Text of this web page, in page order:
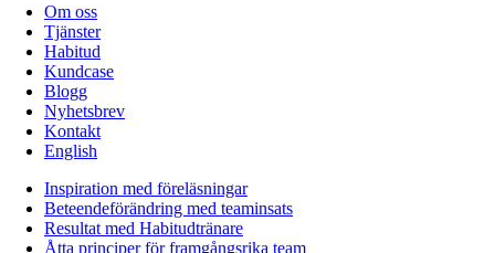
Om oss
Tjänster
Habitud
Kundcase
Blogg
Nyhetsbrev
Kontakt
English
Inspiration med föreläsningar
Beteendeförändring med teaminsats
Resultat med Habitudtränare
Åtta principer för framgångsrika team